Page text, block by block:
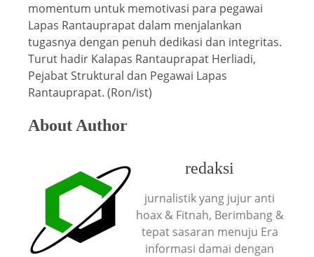
momentum untuk memotivasi para pegawai
Lapas Rantauprapat dalam menjalankan
tugasnya dengan penuh dedikasi dan integritas.
Turut hadir Kalapas Rantauprapat Herliadi,
Pejabat Struktural dan Pegawai Lapas
Rantauprapat. (Ron/ist)
About Author
redaksi
jurnalistik yang jujur anti
hoax & Fitnah, Berimbang &
tepat sasaran menuju Era
informasi damai dengan